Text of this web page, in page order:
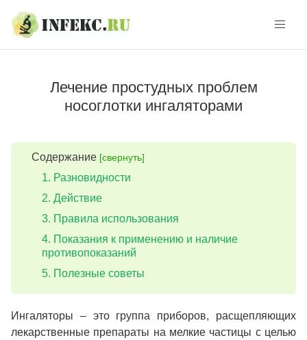
navigation
content
Лечение простудных проблем
носоглотки ингаляторами
Содержание [свернуть]
Разновидности
Действие
Правила использования
Показания к применению и наличие
противопоказаний
Полезные советы
Ингаляторы – это группа приборов, расщепляющих
лекарственные препараты на мелкие частицы с целью